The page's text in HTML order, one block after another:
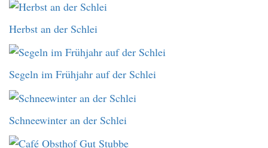
Herbst an der Schlei
Segeln im Frühjahr auf der Schlei
Schneewinter an der Schlei